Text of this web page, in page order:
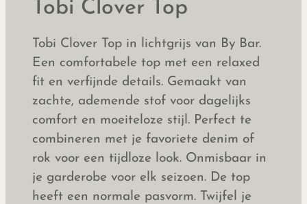
Tobi Clover Top
Tobi Clover Top in lichtgrijs van By Bar.
Een comfortabele top met een relaxed
fit en verfijnde details. Gemaakt van
zachte, ademende stof voor dagelijks
comfort en moeiteloze stijl. Perfect te
combineren met je favoriete denim of
rok voor een tijdloze look. Onmisbaar in
je garderobe voor elk seizoen. De top
heeft een normale pasvorm. Twijfel je